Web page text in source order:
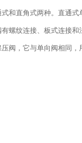
和直角式两种。直通式
螺纹连接、板式连接
阀，它与单向阀相同，